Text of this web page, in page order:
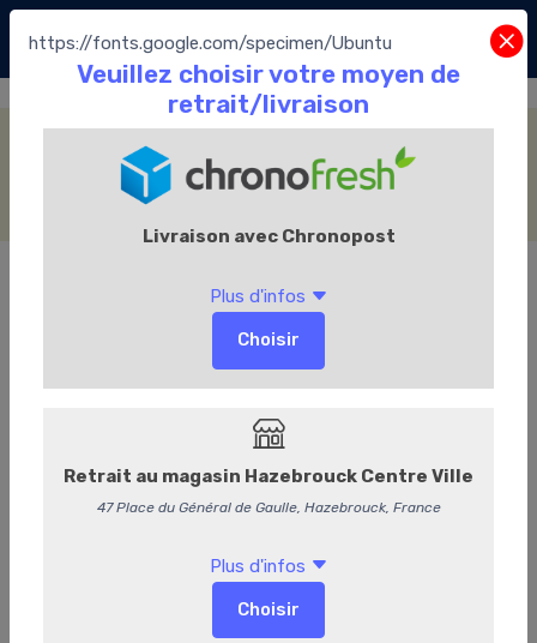
https://fonts.google.com/specimen/Ubuntu
La Boutique